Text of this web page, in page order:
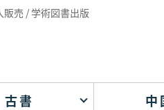
売 / 学術図書出版
古書 中